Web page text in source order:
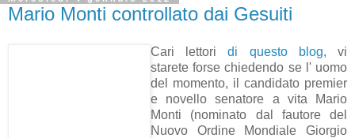
Mario Monti controllato dai Gesuiti
Cari lettoridi questo blog, vi
starete forse chiedendo se l' uomo
del momento, il candidato premier
e novello senatore a vita Mario
Monti (nominato dal fautore del
Nuovo Ordine Mondiale Giorgio